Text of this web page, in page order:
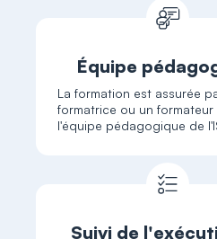
Équipe
La formation est assurée
formatrice ou un formateur
l'équipe pédagogique de
Suivi de